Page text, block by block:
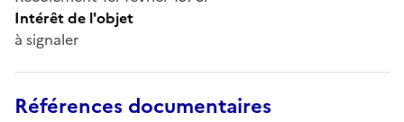
Intérêt de l'objet
à signaler
Références documentaires